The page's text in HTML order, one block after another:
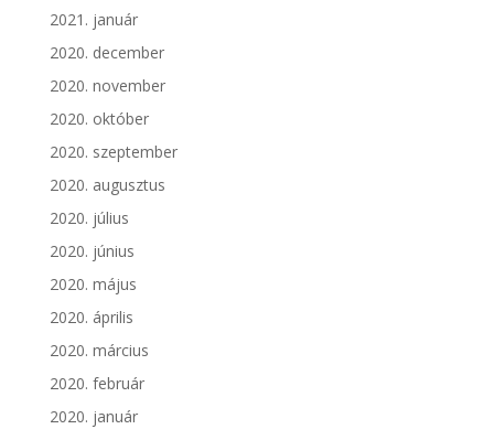
2021. január
2020. december
2020. november
2020. október
2020. szeptember
2020. augusztus
2020. július
2020. június
2020. május
2020. április
2020. március
2020. február
2020. január